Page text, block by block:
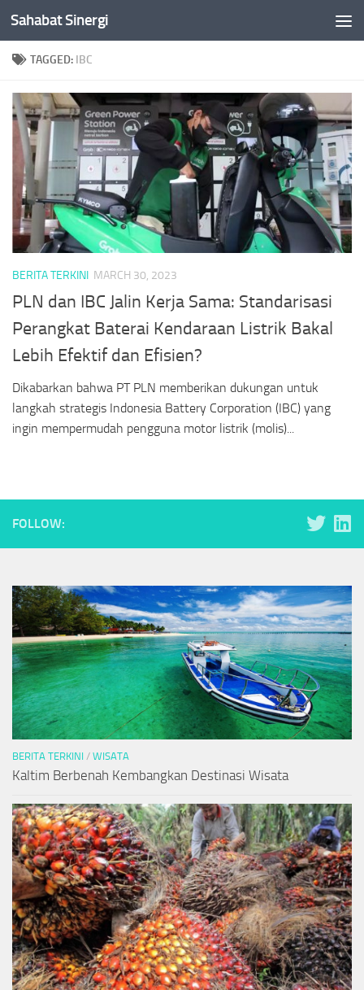
Skip to content
Sahabat Sinergi
TAGGED: IBC
BERITA TERKINI MARCH 30, 2023
PLN dan IBC Jalin Kerja Sama: Standarisasi
Perangkat Baterai Kendaraan Listrik Bakal
Lebih Efektif dan Efisien?
Dikabarkan bahwa PT PLN memberikan dukungan untuk
langkah strategis Indonesia Battery Corporation (IBC) yang
ingin mempermudah pengguna motor listrik (molis)...
FOLLOW:
BERITA TERKINI / WISATA
Kaltim Berbenah Kembangkan Destinasi Wisata